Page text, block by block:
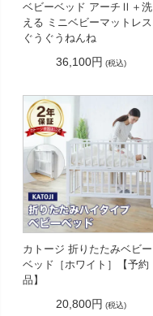
ベビーベッド アーチⅡ＋洗
える ミニベビーマットレス
ぐうぐうねんね
36,100円 (税込)
カトージ 折りたたみベビー
ベッド［ホワイト］【予約
品】
20,800円 (税込)